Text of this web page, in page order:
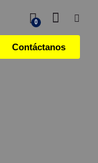
0
Contáctanos